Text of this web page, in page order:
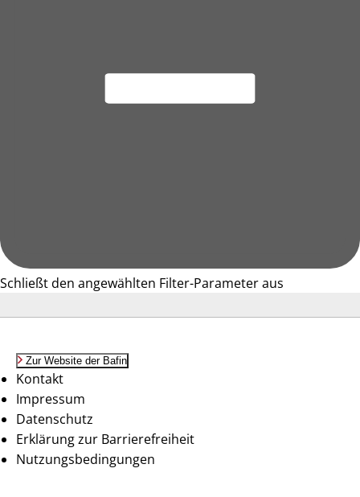
Schließt den angewählten Filter-Parameter aus
Zur Website der Bafin
Kontakt
Impressum
Datenschutz
Erklärung zur Barrierefreiheit
Nutzungsbedingungen